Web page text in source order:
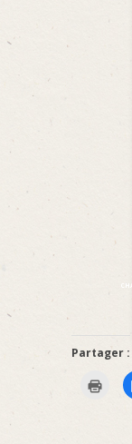
Partager :
pour